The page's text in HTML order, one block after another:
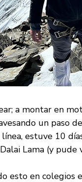
a montar en
un paso
estuve 10
Lama (y pude
esto en colegios